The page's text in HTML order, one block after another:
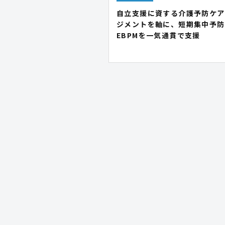
自立支援に資する介護予防ケ
ジメントを軸に、短期集中予
EBPMを一気通貫で支援